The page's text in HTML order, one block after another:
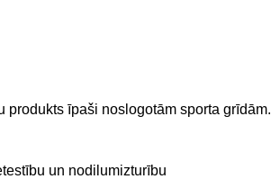
produkts īpaši noslogotām sporta grīdām.
un nodilumizturību